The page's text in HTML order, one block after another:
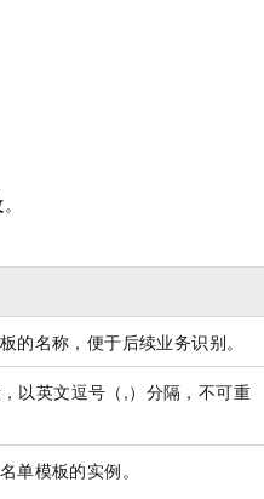
。
的名称，便于后续业务识别。
以英文逗号（,）分隔，不可重
单模板的实例。